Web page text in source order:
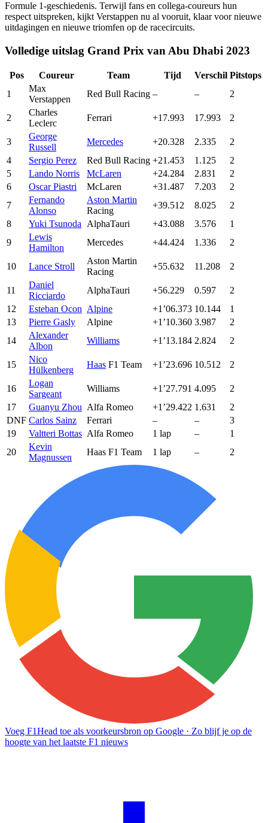
Formule 1-geschiedenis. Terwijl fans en collega-coureurs hun
respect uitspreken, kijkt Verstappen nu al vooruit, klaar voor nieuwe
uitdagingen en nieuwe triomfen op de racecircuits.
Volledige uitslag Grand Prix van Abu Dhabi 2023
Pos Coureur Team Tijd Verschil Pitstops
1
Max
Verstappen
Red Bull Racing – – 2
2
Charles
Leclerc
Ferrari +17.993 17.993 2
3
George
Russell
Mercedes +20.328 2.335
2
4
Sergio Perez Red Bull Racing +21.453 1.125
2
5
Lando Norris McLaren +24.284 2.831
2
6
Oscar Piastri McLaren +31.487 7.203
2
7
Fernando
Alonso
Aston Martin
Racing
+39.512 8.025
2
8
Yuki Tsunoda AlphaTauri +43.088 3.576
1
9
Lewis
Hamilton
Mercedes +44.424 1.336 2
10 Lance Stroll
Aston Martin
Racing
+55.632 11.208 2
11
Daniel
Ricciardo
AlphaTauri +56.229 0.597
2
12
Esteban Ocon Alpine +1’06.373 10.144
1
13
Pierre Gasly Alpine +1’10.360 3.987
2
14
Alexander
Albon
Williams +1’13.184 2.824 2
15
Nico
Hülkenberg
Haas F1 Team +1’23.696 10.512 2
16
Logan
Sargeant
Williams +1’27.791 4.095
2
17
Guanyu Zhou Alfa Romeo +1’29.422 1.631
2
DNF Carlos Sainz Ferrari – –
3
19
Valtteri Bottas Alfa Romeo 1 lap –
1
20
Kevin
Magnussen
Haas F1 Team 1 lap – 2
Voeg F1Head toe als voorkeursbron op Google · Zo blijf je op de
hoogte van het laatste F1 nieuws